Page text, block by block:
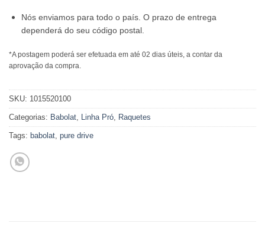
Nós enviamos para todo o país. O prazo de entrega
dependerá do seu código postal.
*A postagem poderá ser efetuada em até 02 dias úteis, a contar da
aprovação da compra.
SKU: 1015520100
Categorias: Babolat, Linha Pró, Raquetes
Tags: babolat, pure drive